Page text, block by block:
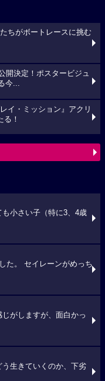
ちがボートレースに挑む
開決定！ポスタービジュ
今...
イ・ミッション』アクリ
る！
小さい子（特に3、4歳
た。 セイレーンがめっち
がしますが、面白かっ
生きていくのか、下劣